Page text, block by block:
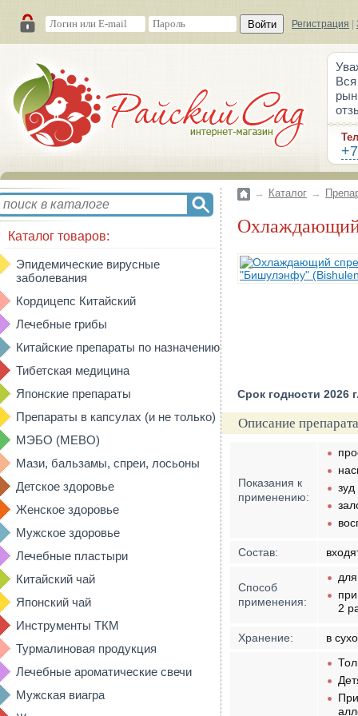
Войти Регистрация
Каталог товаров:
Эпидемические вирусные
заболевания
Кордицепс Китайский
Лечебные грибы
Китайские препараты по назначению
Тибетская медицина
Японские препараты
Препараты в капсулах (и не только)
МЭБО (MEBO)
Мази, бальзамы, спреи, лосьоны
Детское здоровье
Женское здоровье
Мужское здоровье
Лечебные пластыри
Китайский чай
Японский чай
Инструменты ТКМ
Турмалиновая продукция
Лечебные ароматические свечи
Мужская виагра
→ Каталог →
Срок годности 2026
Описание
Показания к
применению:
зуд
Состав:
Способ
применения:
2
Хранение:
в